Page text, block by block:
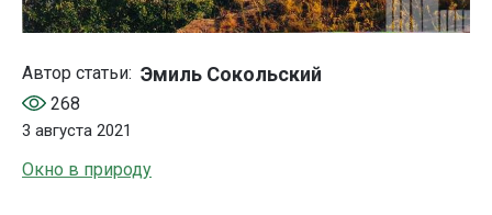
Автор статьи: Эмиль Сокольский
268
3 августа 2021
Окно в природу